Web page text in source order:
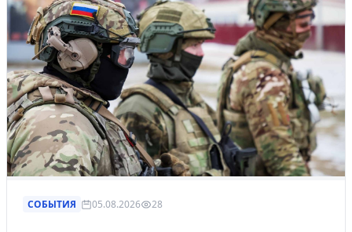
СОБЫТИЯ 05.08.2026 28